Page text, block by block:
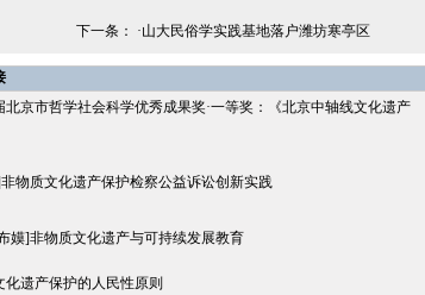
下一条： ·山大民俗学实践基地落户潍坊寒亭区
北京市哲学社会科学优秀成果奖·一等奖：《北京中轴线文化遗产
物质文化遗产保护检察公益诉讼创新实践
嫫]非物质文化遗产与可持续发展教育
化遗产保护的人民性原则